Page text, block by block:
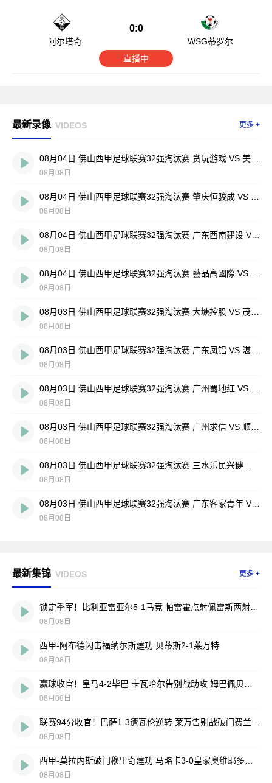
阿尔塔奇
0:0
WSG蒂罗尔
直播中
最新录像 VIDEOS 更多 +
08月08日
08月08日
08月04日 佛山西甲足球联赛32强淘汰赛 广东西南建设 VS 香港圣徒 全场录像
08月08日
08月08日
08月08日
08月08日
08月08日
08月08日
08月08日
08月03日 佛山西甲足球联赛32强淘汰赛 广东客家青年 VS 广州英华思力U17 全场录像
08月08日
最新集锦 VIDEOS 更多 +
08月08日
西甲-阿布德闪击福纳尔斯建功 贝蒂斯2-1莱万特
08月08日
08月08日
08月08日
08月08日